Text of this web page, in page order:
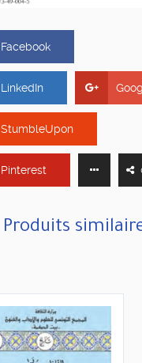
Facebook
LinkedIn
StumbleUpon
Pinterest
Produits